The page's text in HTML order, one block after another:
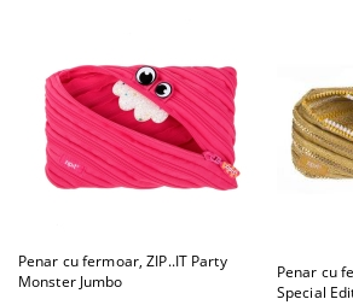
Penar cu fermoar, ZIP..IT Party
Monster Jumbo
Penar cu
Special